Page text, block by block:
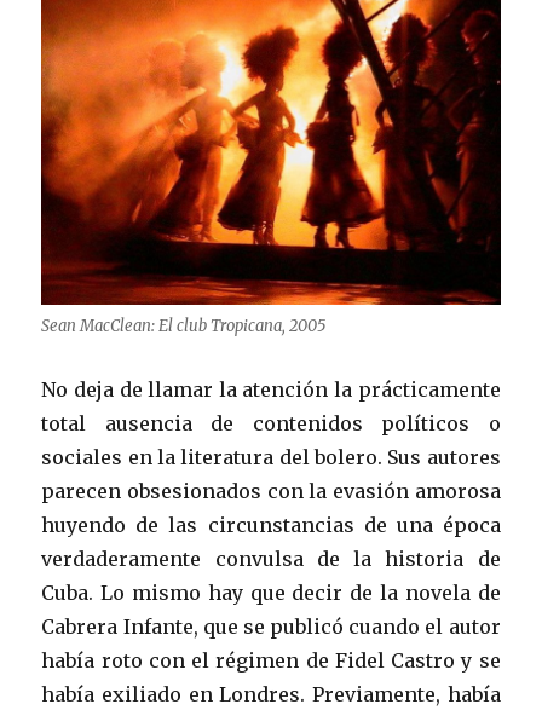
Sean MacClean: El club Tropicana, 2005
No deja de llamar la atención la prácticamente
total ausencia de contenidos políticos o
sociales en la literatura del bolero. Sus autores
parecen obsesionados con la evasión amorosa
huyendo de las circunstancias de una época
verdaderamente convulsa de la historia de
Cuba. Lo mismo hay que decir de la novela de
Cabrera Infante, que se publicó cuando el autor
había roto con el régimen de Fidel Castro y se
había exiliado en Londres. Previamente, había